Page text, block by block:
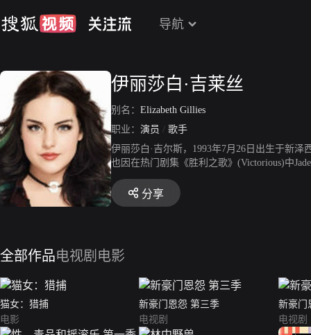
导航
伊丽莎白·吉莱丝
别名： Elizabeth Gillies
职业： 演员 / 歌手
伊丽莎白·吉尔斯，1993年7月26日出生于新
也因在热门剧集《胜利之歌》(Victorious)中
分享
全部作品电视剧 电影
猫女：猎捕
电影
新豪门恩怨 第三季
电视剧
新豪门
电视剧